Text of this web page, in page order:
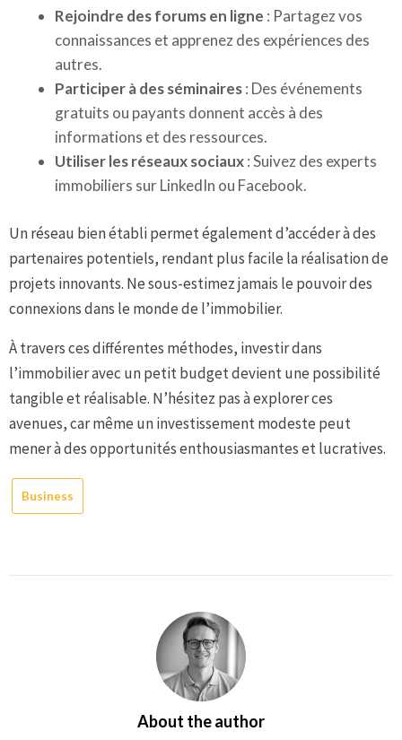
Rejoindre des forums en ligne : Partagez vos
connaissances et apprenez des expériences des
autres.
Participer à des séminaires: Des événements
gratuits ou payants donnent accès à des
informations et des ressources.
Utiliser les réseaux sociaux: Suivez des experts
immobiliers sur LinkedIn ou Facebook.
Un réseau bien établi permet également d’accéder à des
partenaires potentiels, rendant plus facile la réalisation de
projets innovants. Ne sous-estimez jamais le pouvoir des
connexions dans le monde de l’immobilier.
À travers ces différentes méthodes, investir dans
l’immobilier avec un petit budget devient une possibilité
tangible et réalisable. N’hésitez pas à explorer ces
avenues, car même un investissement modeste peut
mener à des opportunités enthousiasmantes et lucratives.
Business
About the author